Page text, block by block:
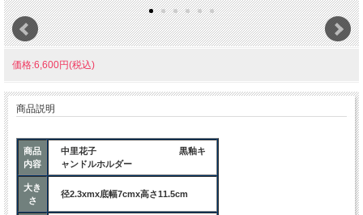
価格:6,600円(税込)
商品説明
商品
内容
中里花子 黒釉キ
ャンドルホルダー
大き
さ
径2.3xmx底幅7cmx高さ11.5cm